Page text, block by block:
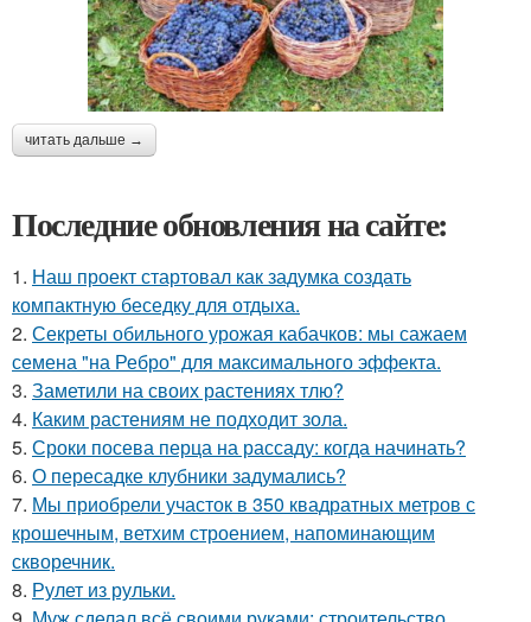
читать дальше →
Последние обновления на сайте:
1. Наш проект стартовал как задумка создать
компактную беседку для отдыха.
2. Секреты обильного урожая кабачков: мы сажаем
семена "на Ребро" для максимального эффекта.
3. Заметили на своих растениях тлю?
4. Каким растениям не подходит зола.
5. Сроки посева перца на рассаду: когда начинать?
6. О пересадке клубники задумались?
7. Мы приобрели участок в 350 квадратных метров с
крошечным, ветхим строением, напоминающим
скворечник.
8. Рулет из рульки.